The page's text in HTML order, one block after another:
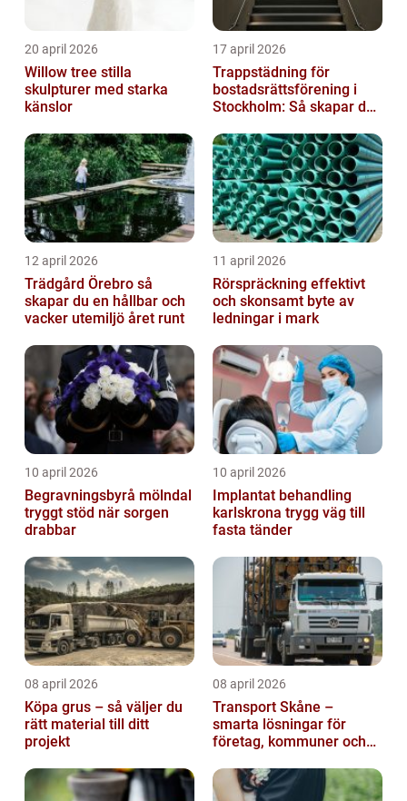
20 april 2026
Willow tree stilla
skulpturer med starka
känslor
17 april 2026
Trappstädning för
bostadsrättsförening i
Stockholm: Så skapar du
trapphus...
12 april 2026
Trädgård Örebro så
skapar du en hållbar och
vacker utemiljö året runt
11 april 2026
Rörspräckning effektivt
och skonsamt byte av
ledningar i mark
10 april 2026
Begravningsbyrå mölndal
tryggt stöd när sorgen
drabbar
10 april 2026
Implantat behandling
karlskrona trygg väg till
fasta tänder
08 april 2026
Köpa grus – så väljer du
rätt material till ditt
projekt
08 april 2026
Transport Skåne –
smarta lösningar för
företag, kommuner och